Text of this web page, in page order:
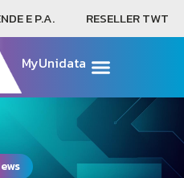
E P.A. RESELLER TWT
MyUnidata